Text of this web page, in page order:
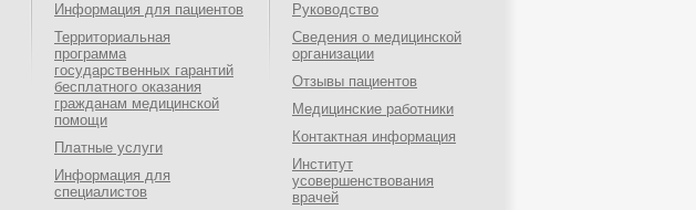
Информация для пациентов
Территориальная
программа
государственных гарантий
бесплатного оказания
гражданам медицинской
помощи
Платные услуги
Информация для
специалистов
Руководство
Сведения о медицинской
организации
Отзывы пациентов
Медицинские работники
Контактная информация
Институт
усовершенствования
врачей